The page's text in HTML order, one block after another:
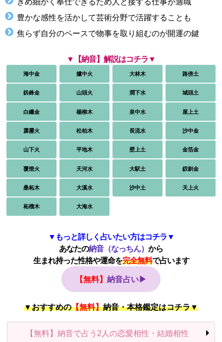
豊かな感性を活かして芸術分野で活躍することも
焦らず自分のペースで物事を取り組むのが開運の鍵
▼【納音】解説はコチラ▼
海中金 爐中火 大林木 路傍土
釼鋒金 山頭火 澗下水 城頭土
白鑞金 楊柳木 泉中水 屋上土
霹靂火 松柏木 長流水 沙中金
山下火 平地木 壁上土 金箔金
覆燈火 天河水 大駅土 釵釧金
桑柘木 大溪水 沙中土 天上火
柘榴木 大海水
▼もっと詳しく占いたい方はコチラ▼
あなたの納音（なっちん） から
生まれ持った性格や運命を完全無料で占います
【無料】 納音占い▶
▼おすすめの【無料】納音・本格鑑定はコチラ▼
【無料】納音で占う2人の恋愛相性・結婚相性